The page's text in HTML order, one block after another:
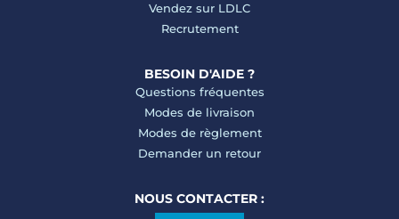
Vendez sur LDLC
Recrutement
BESOIN D'AIDE ?
Questions fréquentes
Modes de livraison
Modes de règlement
Demander un retour
NOUS CONTACTER :